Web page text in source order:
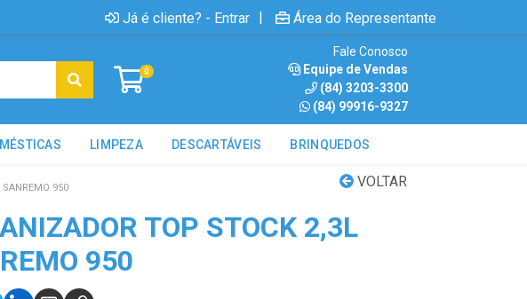
Já é cliente? - Entrar | Área do Representante
0
Fale Conosco
Equipe de Vendas
(84) 3203-3300
(84) 99916-9327
LIMPEZA DESCARTÁVEIS BRINQUEDOS
VOLTAR
950
TOP STOCK 2,3L
950